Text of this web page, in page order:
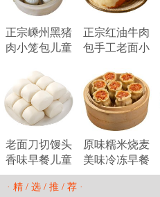
正宗嵊州黑猪
肉小笼包儿童
包冷
正宗红油牛肉
包手工老面小
风味
老面刀切馒头
香味早餐儿童
半成品营养方
便速
原味糯米烧麦
美味冷冻早餐
加热速食蒸煮
· 精 / 选 / 推 / 荐 ·